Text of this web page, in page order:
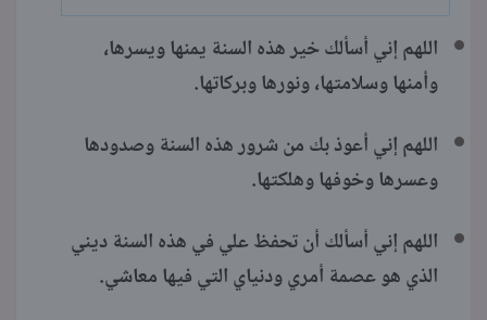
اللهم إني أسألك خير هذه السنة يمنها ويسرها،
وأمنها وسلامتها، ونورها وبركاتها.
اللهم إني أعوذ بك من شرور هذه السنة وصدودها
وعسرها وخوفها وهلكتها.
اللهم إني أسألك أن تحفظ علي في هذه السنة ديني
الذي هو عصمة أمري ودنياي التي فيها معاشي.